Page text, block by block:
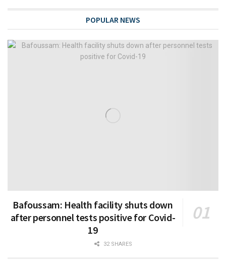
POPULAR NEWS
Bafoussam: Health facility shuts down
after personnel tests positive for Covid-
19
32 SHARES